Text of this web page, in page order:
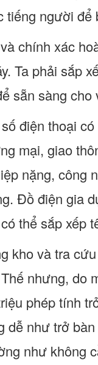
tiếng người
chính xác
Ta phải sắp
sẵn sàng cho
điện thoại
mại, giao
nặng, công
Đồ điện gia
thể sắp xếp
kho và tra
nhưng, do
phép tính
dễ như trở
như không